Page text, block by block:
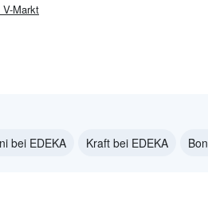
V-Markt
bei EDEKA Kraft bei EDEKA